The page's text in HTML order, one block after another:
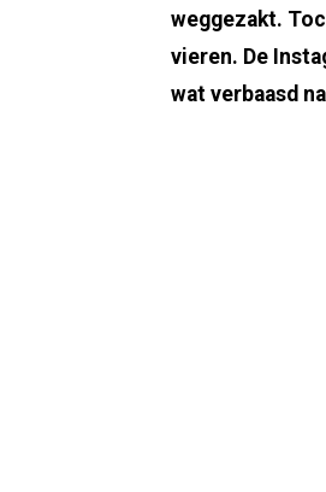
weggezakt.
vieren. De
wat verbaasd